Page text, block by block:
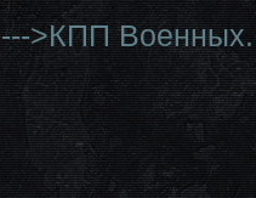
--->КПП Военных.